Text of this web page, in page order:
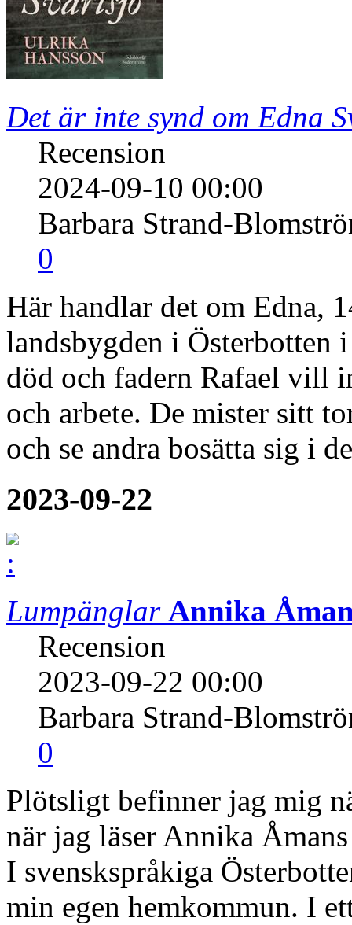
Det är inte synd om Edna
Recension
2024-09-10 00:00
Barbara Strand-
0
Här handlar det om Edna,
landsbygden i Österbotten
död och fadern Rafael vill
och arbete. De mister sitt
och se andra bosätta sig i
2023-09-22
Lumpänglar Annika
Recension
2023-09-22 00:00
Barbara Strand-
0
Plötsligt befinner jag mig
när jag läser Annika
I svenskspråkiga
min egen hemkommun. I